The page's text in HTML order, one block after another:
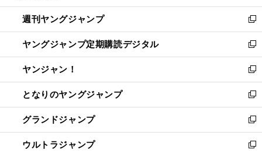
開
く
ウ
で
開
く
ン
ド
ウ
で
開
く
ウ
ィ
ン
ド
ウ
で
開
く
週刊ヤングジャンプ
新
し
い
ウ
ィ
ン
ド
ウ
で
開
く
ヤングジャンプ定期購読デジタル
新
し
い
ウ
ィ
ン
ド
ウ
で
ヤンジャン！
新
し
い
ウ
ィ
ン
ド
となりのヤングジャンプ
新
し
い
ウ
ィ
グランドジャンプ
新
し
い
ウルトラジャンプ
新